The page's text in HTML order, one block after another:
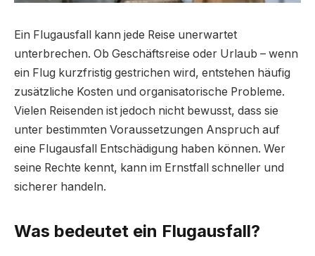
Ein Flugausfall kann jede Reise unerwartet
unterbrechen. Ob Geschäftsreise oder Urlaub – wenn
ein Flug kurzfristig gestrichen wird, entstehen häufig
zusätzliche Kosten und organisatorische Probleme.
Vielen Reisenden ist jedoch nicht bewusst, dass sie
unter bestimmten Voraussetzungen Anspruch auf
eine Flugausfall Entschädigung haben können. Wer
seine Rechte kennt, kann im Ernstfall schneller und
sicherer handeln.
Was bedeutet ein Flugausfall?